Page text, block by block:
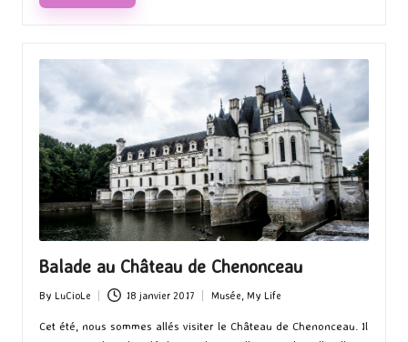
Balade au Château de Chenonceau
Posted
by
By LuCioLe 18 janvier 2017
Posted
in
Musée, My Life
Cet été, nous sommes allés visiter le Château de Chenonceau. Il